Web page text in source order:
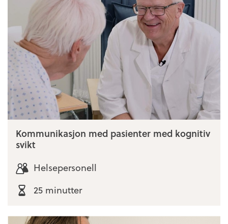
Kommunikasjon med pasienter med kognitiv
svikt
Helsepersonell
25 minutter